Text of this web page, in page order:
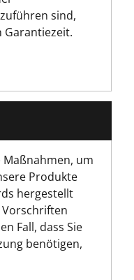
sind,
Garantiezeit.
um
Produkte
hergestellt
Fall, dass Sie
benötigen,